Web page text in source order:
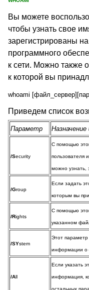
Вы можете
чтобы узнать свое
зарегистрированы
программного
к сети. Можно также
к которой вы
whoami
Приведем список
Параметр Назначение
/Security
С помощью
пользователя
можно узнать,
/Group
Если задать
которым вы
/Rights
С помощью
указанном
/SYstem
Этот параметр
информации о
/All
Если указать
информация,
остальных